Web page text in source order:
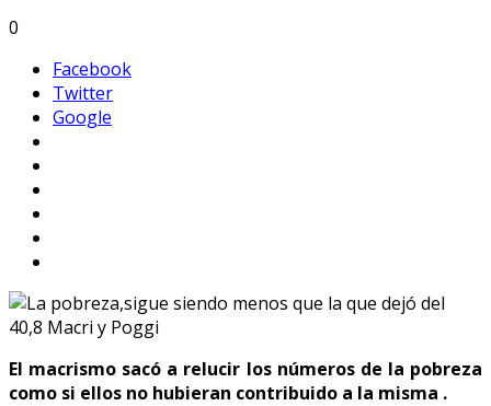
0
Facebook
Twitter
Google
El macrismo sacó a relucir los números de la pobreza
como si ellos no hubieran contribuido a la misma .